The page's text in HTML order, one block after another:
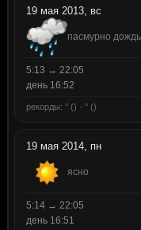
19 мая 2013, вс
пасмурно дождь
5:13 → 22:05
день 16:52
рекорды: ° () · ° ()
19 мая 2014, пн
ясно
5:14 → 22:05
день 16:51